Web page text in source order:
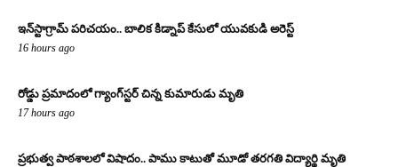
ఇన్‌స్టాగ్రామ్ పరిచయం.. బాలిక కిడ్నాప్ కేసులో యువకుడి అరెస్ట్
16 hours ago
రోడ్డు ప్రమాదంలో గ్యాంగ్‌స్టర్ చిన్న కుమారుడు మృతి
17 hours ago
ప్రభుత్వ పాఠశాలలో విషాదం.. పాము కాటుతో మూడో తరగతి విద్యార్థి మృతి